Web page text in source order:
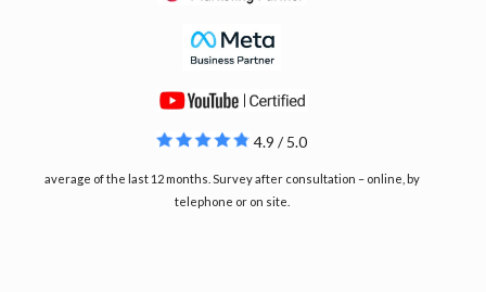
4.9 / 5.0
average of the last 12 months. Survey after consultation – online, by
telephone or on site.